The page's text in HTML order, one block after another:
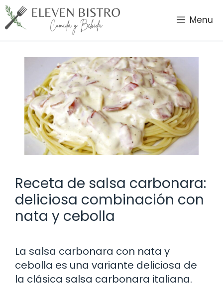
Saltar
al
contenido
Menu
Receta de salsa carbonara:
deliciosa combinación con
nata y cebolla
La salsa carbonara con nata y
cebolla es una variante deliciosa de
la clásica salsa carbonara italiana.